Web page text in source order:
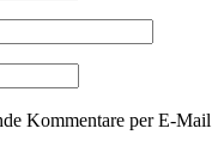
Kommentare per E-Mail